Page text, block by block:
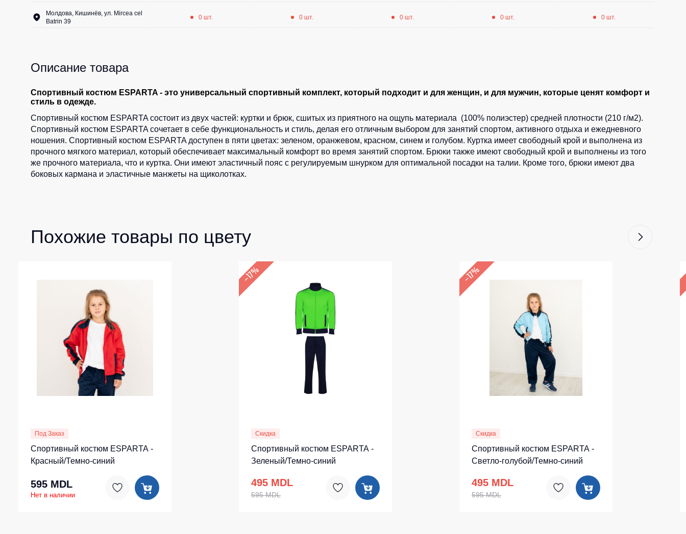
Молдова, Кишинёв, ул. Mircea cel
Batrin 39
0 шт. 0 шт. 0 шт. 0 шт. 0 шт.
Описание товара
Спортивный костюм ESPARTA - это универсальный спортивный комплект, который подходит и для женщин, и для мужчин, которые ценят комфорт и
стиль в одежде.
Спортивный костюм ESPARTA состоит из двух частей: куртки и брюк, сшитых из приятного на ощупь материала (100% полиэстер) средней плотности (210 г/м2).
Спортивный костюм ESPARTA сочетает в себе функциональность и стиль, делая его отличным выбором для занятий спортом, активного отдыха и ежедневного
ношения. Спортивный костюм ESPARTA доступен в пяти цветах: зеленом, оранжевом, красном, синем и голубом. Куртка имеет свободный крой и выполнена из
прочного мягкого материал, который обеспечивает максимальный комфорт во время занятий спортом. Брюки также имеют свободный крой и выполнены из того
же прочного материала, что и куртка. Они имеют эластичный пояс с регулируемым шнурком для оптимальной посадки на талии. Кроме того, брюки имеют два
боковых кармана и эластичные манжеты на щиколотках.
Похожие товары по цвету
Под Заказ
Спортивный костюм ESPARTA -
Красный/Темно-синий
595 MDL
Нет в наличии
–17%
Скидка
Спортивный костюм ESPARTA -
Зеленый/Темно-синий
495 MDL
595 MDL
–17%
Скидка
Спортивный костюм ESPARTA -
Светло-голубой/Темно-синий
495 MDL
595 MDL